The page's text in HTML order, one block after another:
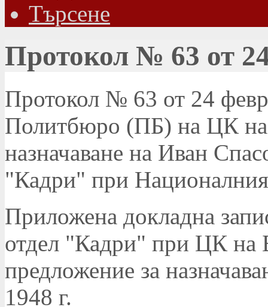
Търсене
Протокол № 63 от
Протокол № 63 от 24
Политбюро (ПБ) на ЦК на
назначаване на Иван
"Кадри" при
Приложена докладна
отдел "Кадри" при ЦК
предложение за
1948 г.